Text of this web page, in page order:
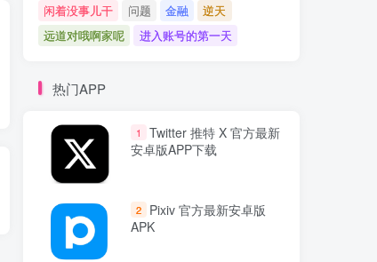
闲着没事儿干
问题 金融
逆天
远道对哦啊家呢
进入账号的第一天
热门APP
1
Twitter 推特 X 官方最新
安卓版APP下载
2
Pixiv 官方最新安卓版
APK